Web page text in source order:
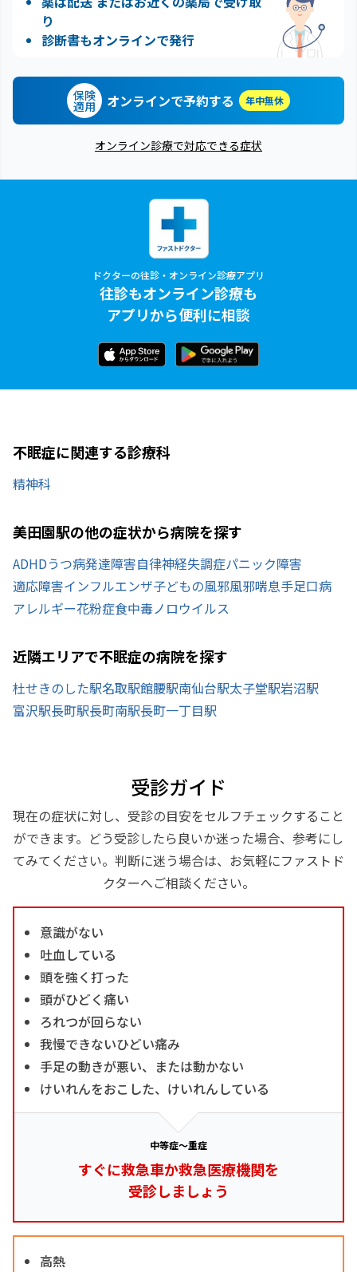
り
診断書もオンラインで発行
保険
適用 オンラインで予約する 年中無休
オンライン診療で対応できる症状
ドクターの往診・オンライン診療アプリ
往診もオンライン診療も
アプリから便利に相談
不眠症に関連する診療科
精神科
美田園駅の他の症状から病院を探す
ADHDうつ病発達障害自律神経失調症パニック障害
適応障害インフルエンザ子どもの風邪風邪喘息手足口病
アレルギー花粉症食中毒ノロウイルス
近隣エリアで不眠症の病院を探す
杜せきのした駅名取駅館腰駅南仙台駅太子堂駅岩沼駅
富沢駅長町駅長町南駅長町一丁目駅
受診ガイド
現在の症状に対し、受診の目安をセルフチェックすること
ができます。どう受診したら良いか迷った場合、参考にし
てみてください。判断に迷う場合は、お気軽にファストド
クターへご相談ください。
意識がない
吐血している
頭を強く打った
頭がひどく痛い
ろれつが回らない
我慢できないひどい痛み
手足の動きが悪い、または動かない
けいれんをおこした、けいれんしている
中等症～重症
すぐに救急車か救急医療機関を
受診しましょう
高熱